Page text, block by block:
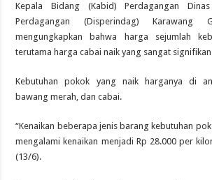
Kepala Bidang (Kabid) Perdagangan
Perdagangan (Disperindag) Karawang
mengungkapkan bahwa harga sejumlah
terutama harga cabai naik yang sangat
Kebutuhan pokok yang naik harganya di
bawang merah, dan cabai.
“Kenaikan beberapa jenis barang kebutuhan
mengalami kenaikan menjadi Rp 28.000 per
(13/6).